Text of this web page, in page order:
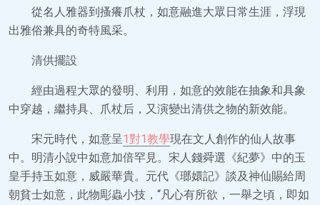
從名人雅器到搔癢爪杖，如意融進大眾日常生涯，浮現
出雅俗兼具的奇特風采。
清供擺設
經由過程大眾的發明、利用，如意的效能在抽象和具象
中穿越，繼持具、爪杖后，又演變出清供之物的新效能。
宋元時代，如意呈1對1教學現在文人創作的仙人故事
中。明清小說中如意加倍罕見。宋人錢舜選《紀夢》中的玉
皇手持玉如意，威嚴華貴。元代《瑯嬛記》談及神仙賜給周
朝貧士如意，此物彫蟲小技，“凡心有所欲，一舉之頃，即如